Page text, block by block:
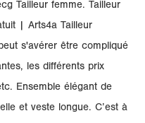
Tailleur femme. Tailleur
| Arts4a Tailleur
s'avérer être compliqué
les différents prix
Ensemble élégant de
et veste longue. C’est à